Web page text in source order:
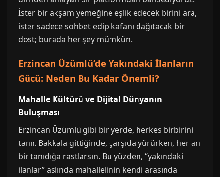
İster bir akşam yemeğine eşlik edecek birini ara,
ister sadece sohbet edip kafanı dağıtacak bir
dost; burada her şey mümkün.
Erzincan Üzümlü’de Yakındaki İlanların
Gücü: Neden Bu Kadar Önemli?
Mahalle Kültürü ve Dijital Dünyanın
Buluşması
Erzincan Üzümlü gibi bir yerde, herkes birbirini
tanır. Bakkala gittiğinde, çarşıda yürürken, her an
bir tanıdığa rastlarsın. Bu yüzden, “yakındaki
ilanlar” aslında mahallelinin kendi arasında